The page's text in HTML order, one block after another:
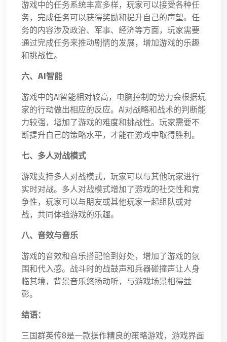
游戏中的任务系统丰富多样，玩家可以接受各种任
务，完成任务可以获得奖励和提升自己的声望。任
务的内容涉及政治、军事、经济等方面，玩家需要
通过完成任务来推动剧情的发展，增加游戏的乐趣
和挑战性。
六、AI智能
游戏中的AI智能相对较高，电脑控制的势力会根据玩
家的行动做出相应的反应。AI对战略和战术的判断能
力较强，增加了游戏的难度和挑战性。玩家需要不
断提升自己的策略水平，才能在游戏中取得胜利。
七、多人对战模式
游戏支持多人对战模式，玩家可以与其他玩家进行
实时对战。多人对战模式增加了游戏的社交性和竞
争性，玩家可以与朋友或其他玩家一起组队或对
战，共同体验游戏的乐趣。
八、音效与音乐
游戏的音效和音乐搭配恰到好处，增加了游戏的氛
围和代入感。战斗时的战鼓声和兵器碰撞声让人身
临其境，背景音乐悠扬动听，与游戏场景相得益
彰。
结语：
三国群英传8是一款操作精良的策略游戏，游戏界面